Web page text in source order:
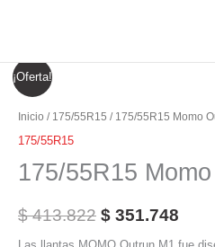
¡Oferta!
Inicio / 175/55R15 / 175/55R15 Momo
175/55R15
175/55R15
$413.822
precio
era:
$ 413.822.
$ 351.748
es:
175/55R15
Momo
Outrun
M1